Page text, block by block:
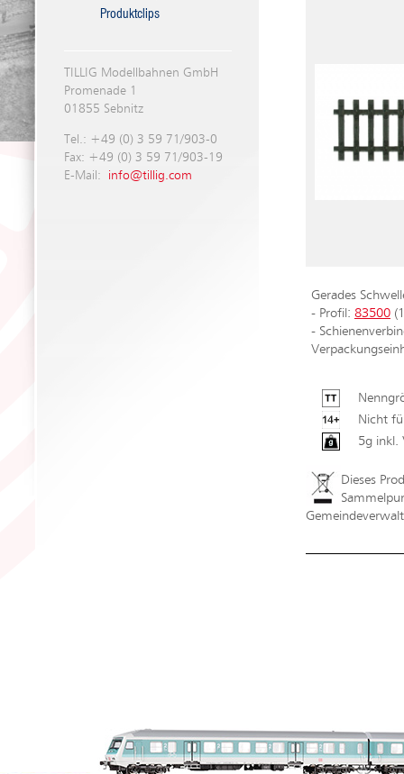
Produktclips
TILLIG Modellbahnen GmbH
Promenade 1
01855 Sebnitz
Tel.: +49 (0) 3 59 71/903-0
Fax: +49 (0) 3 59 71/903-19
E-Mail: info@tillig.com
Gerades
- Profil: 83500
-
Nicht
5g inkl.
Dieses